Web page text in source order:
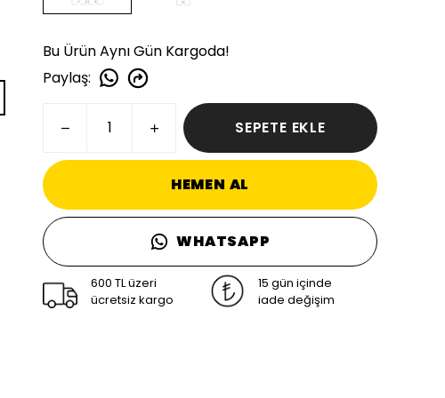
Bu Ürün Aynı Gün Kargoda!
Paylaş:
SEPETE EKLE
HEMEN AL
WHATSAPP
600 TL üzeri
ücretsiz kargo
15 gün içinde
iade değişim